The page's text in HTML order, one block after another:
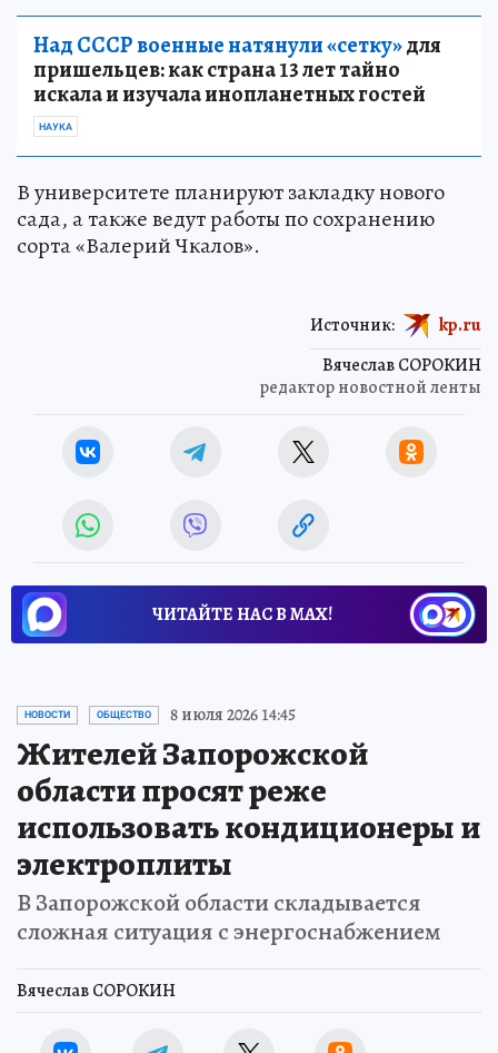
Над СССР военные натянули «сетку»для
пришельцев: как страна 13 лет тайно
искала и изучала инопланетных гостей
НАУКА
В университете планируют закладку нового
сада, а также ведут работы по сохранению
сорта «Валерий Чкалов».
Вячеслав СОРОКИН
редактор новостной ленты
Источник: kp.ru
ЧИТАЙТЕ НАС В МАХ!
НОВОСТИ ОБЩЕСТВО 8 июля 2026 14:45
Жителей Запорожской
области просят реже
использовать кондиционеры и
электроплиты
В Запорожской области складывается
сложная ситуация с энергоснабжением
Вячеслав СОРОКИН